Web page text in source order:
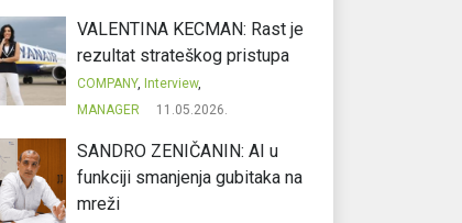
VALENTINA KECMAN: Rast je
rezultat strateškog pristupa
COMPANY, Interview,
MANAGER
11.05.2026.
SANDRO ZENIČANIN: AI u
funkciji smanjenja gubitaka na
mreži